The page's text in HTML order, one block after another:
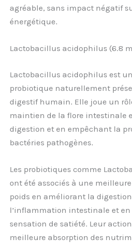
agréable, sans impact négatif
énergétique.
Lactobacillus acidophilus (6.8
Lactobacillus acidophilus est
probiotique naturellement
digestif humain. Elle joue un
maintien de la flore intestinale
digestion et en empêchant la
bactéries pathogènes.
Les probiotiques comme
ont été associés à une
poids en améliorant la
l’inflammation intestinale et
sensation de satiété. Leur
meilleure absorption des